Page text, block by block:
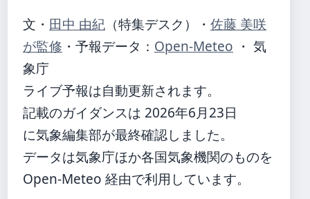
文・ 田中 由紀 （特集デスク） ・ 佐藤 美咲
が監修 ・ 予報データ： Open-Meteo ・ 気
象庁
ライブ予報は自動更新されます。
記載のガイダンスは 2026年6月23日
に気象編集部が最終確認しました。
データは気象庁ほか各国気象機関のものを
Open-Meteo 経由で利用しています。